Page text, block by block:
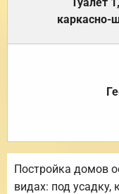
каркасно-
Постройка домов
видах: под усадку,